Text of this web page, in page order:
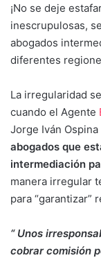
¡No se deje
inescrupulosas,
abogados
diferentes
La irregularidad
cuando el Agente
Jorge Iván
abogados que
intermediación
manera irregular
para “garantizar”
“ Unos
cobrar comisión